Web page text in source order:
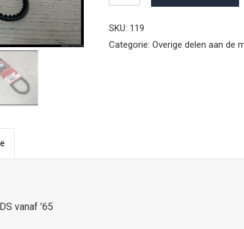
SKU: 119
Categorie:Overige delen aan de
vanaf ’65